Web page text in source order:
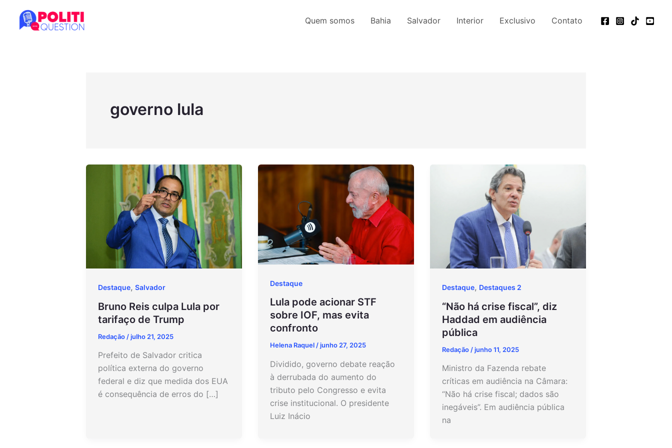
Quem somos Bahia Salvador Interior Exclusivo Contato
governo lula
Destaque, Salvador
Bruno Reis culpa Lula por
tarifaço de Trump
Redação /julho 21, 2025
Prefeito de Salvador critica
política externa do governo
federal e diz que medida dos EUA
é consequência de erros do […]
Destaque
Lula pode acionar STF
sobre IOF, mas evita
confronto
Helena Raquel/junho 27, 2025
Dividido, governo debate reação
à derrubada do aumento do
tributo pelo Congresso e evita
crise institucional. O presidente
Luiz Inácio
Destaque, Destaques 2
“Não há crise fiscal”, diz
Haddad em audiência
pública
Redação /junho 11, 2025
Ministro da Fazenda rebate
críticas em audiência na Câmara:
“Não há crise fiscal; dados são
inegáveis”. Em audiência pública
na